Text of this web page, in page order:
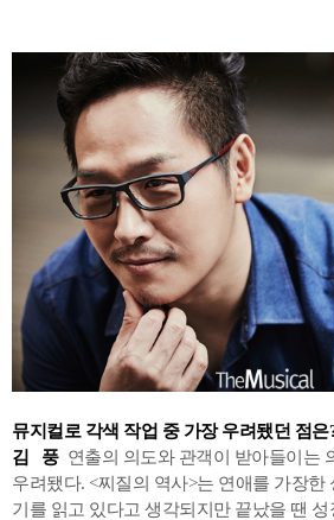
뮤지컬로 각색 작업 중 가장 우려됐던 점은
김 풍 연출의 의도와 관객이 받아들이는
우려됐다. <찌질의 역사>는 연애를 가장한
기를 읽고 있다고 생각되지만 끝났을 땐 성